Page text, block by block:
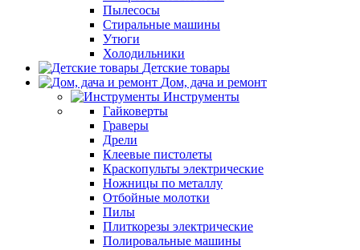
Пылесосы
Стиральные машины
Утюги
Холодильники
Детские товары
Дом, дача и ремонт
Инструменты
Гайковерты
Граверы
Дрели
Клеевые пистолеты
Краскопульты электрические
Ножницы по металлу
Отбойные молотки
Пилы
Плиткорезы электрические
Полировальные машины